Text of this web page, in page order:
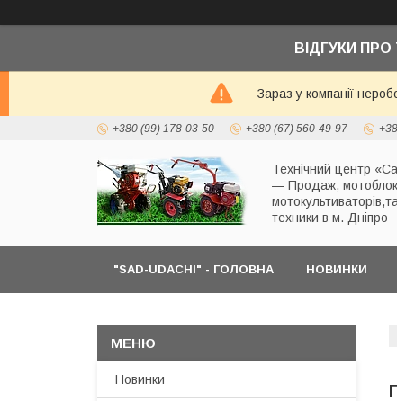
ВІДГУКИ
Зараз у компанії
+380 (99) 178-03-50 +380 (67) 560-49-97
Технічний центр
— Продаж,
техники в м. Дніпро
"SAD-UDACHI" - ГОЛОВНА НОВИНКИ
Новинки